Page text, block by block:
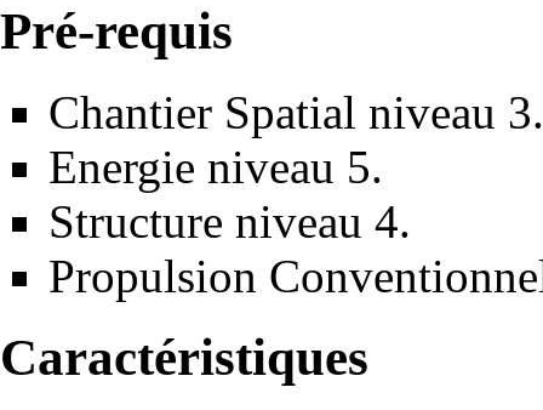
Pré-requis
Chantier Spatial niveau 3.
Energie niveau 5.
Structure niveau 4.
Propulsion
Caractéristiques